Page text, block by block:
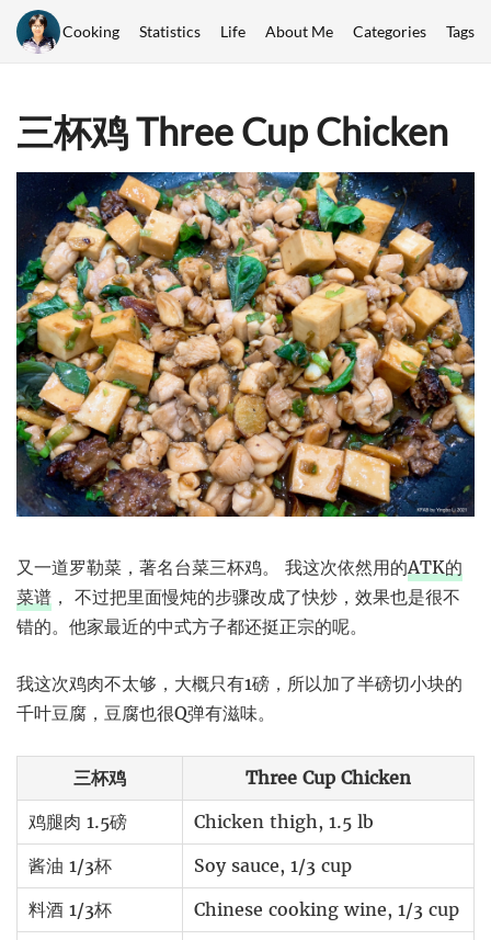
Cooking Statistics Life About Me Categories Tags
三杯鸡 Three Cup Chicken
又一道罗勒菜，著名台菜三杯鸡。 我这次依然用的ATK的
菜谱 ， 不过把里面慢炖的步骤改成了快炒，效果也是很不
错的。他家最近的中式方子都还挺正宗的呢。
我这次鸡肉不太够，大概只有1磅，所以加了半磅切小块的
千叶豆腐，豆腐也很Q弹有滋味。
三杯鸡
Three Cup Chicken
鸡腿肉 1.5磅
Chicken thigh, 1.5 lb
酱油 1/3杯
Soy sauce, 1/3 cup
料酒 1/3杯
Chinese cooking wine, 1/3 cup